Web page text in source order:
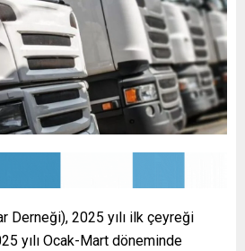
Derneği), 2025 yılı ilk çeyreği
yılı Ocak-Mart döneminde